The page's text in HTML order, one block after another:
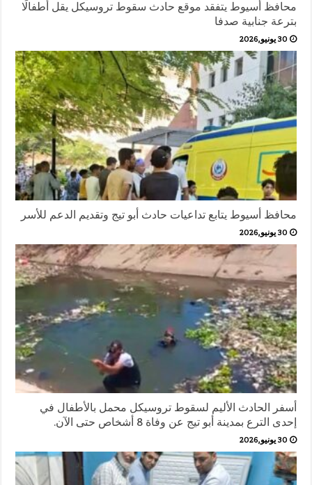
محافظ أسيوط يتفقد موقع حادث سقوط تروسيكل يقل أطفالًا
بترعة جنابية صدفا
30 يونيو,2026
محافظ أسيوط يتابع تداعيات حادث أبو تيج وتقديم الدعم للأسر
30 يونيو,2026
أسفر الحادث الأليم لسقوط تروسيكل محمل بالأطفال في
إحدى الترع بمدينة أبو تيج عن وفاة 8 أشخاص حتى الآن.
30 يونيو,2026